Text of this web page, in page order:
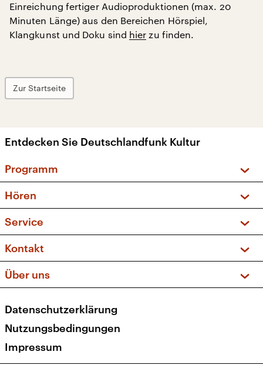
Einreichung fertiger Audioproduktionen (max. 20
Minuten Länge) aus den Bereichen Hörspiel,
Klangkunst und Doku sind hier zu finden.
Zur Startseite
Entdecken Sie Deutschlandfunk Kultur
Programm
Sendungen und Podcasts
Musikliste
Kakadu – Das Kinderprogramm
Hören
Frequenzen (UKW + DAB+)
Service
FAQ
Apps
Newsletter
Veranstaltungen
Kontakt
Social Media
Über uns
Presse
Karriere
Transparenz
Datenschutzerklärung
Nutzungsbedingungen
Impressum